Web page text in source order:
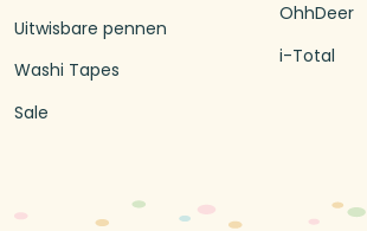
Uitwisbare pennen
Washi Tapes
Sale
OhhDeer
i-Total